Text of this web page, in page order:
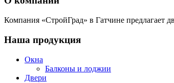
Компания «СтройГрад» в Гатчине предлагает
Наша продукция
Окна
Балконы и лоджии
Двери